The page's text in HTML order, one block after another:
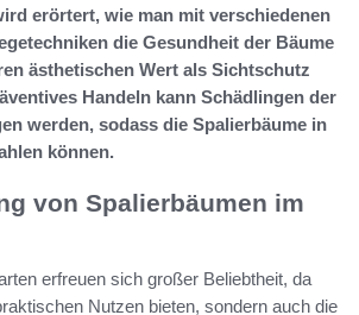
erörtert, wie man mit verschiedenen
die Gesundheit der Bäume
ästhetischen Wert als Sichtschutz
Handeln kann Schädlingen der
werden, sodass die Spalierbäume in
können.
von Spalierbäumen im
erfreuen sich großer Beliebtheit, da
Nutzen bieten, sondern auch die